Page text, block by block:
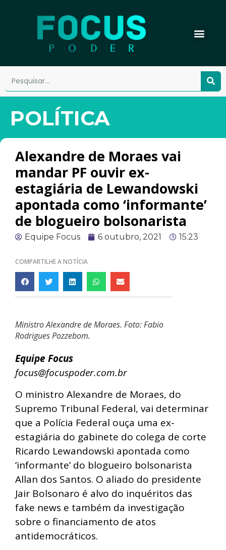
POLÍTICA
Alexandre de Moraes vai
mandar PF ouvir ex-
estagiária de Lewandowski
apontada como ‘informante’
de blogueiro bolsonarista
Equipe Focus 6 outubro, 2021 15:23
COMPARTILHE A NOTÍCIA
Ministro Alexandre de Moraes. Foto: Fabio
Rodrigues Pozzebom.
Equipe Focus
focus@focuspoder.com.br
O ministro Alexandre de Moraes, do
Supremo Tribunal Federal, vai determinar
que a Polícia Federal ouça uma ex-
estagiária do gabinete do colega de corte
Ricardo Lewandowski apontada como
‘informante’ do blogueiro bolsonarista
Allan dos Santos. O aliado do presidente
Jair Bolsonaro é alvo do inquéritos das
fake news e também da investigação
sobre o financiamento de atos
antidemocráticos.